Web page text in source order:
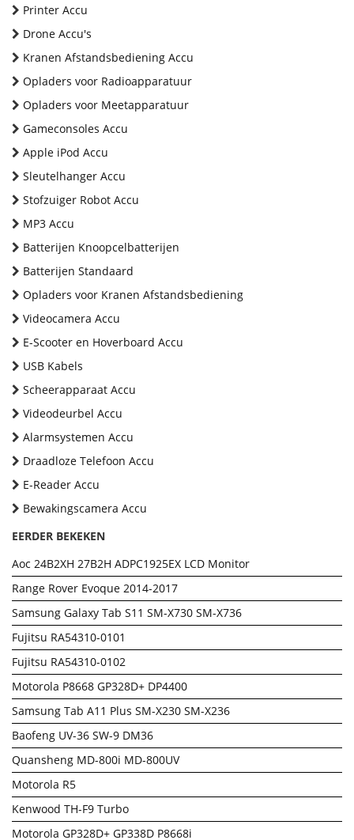
Printer Accu
Drone Accu's
Kranen Afstandsbediening Accu
Opladers voor Radioapparatuur
Opladers voor Meetapparatuur
Gameconsoles Accu
Apple iPod Accu
Sleutelhanger Accu
Stofzuiger Robot Accu
MP3 Accu
Batterijen Knoopcelbatterijen
Batterijen Standaard
Opladers voor Kranen Afstandsbediening
Videocamera Accu
E-Scooter en Hoverboard Accu
USB Kabels
Scheerapparaat Accu
Videodeurbel Accu
Alarmsystemen Accu
Draadloze Telefoon Accu
E-Reader Accu
Bewakingscamera Accu
EERDER BEKEKEN
Aoc 24B2XH 27B2H ADPC1925EX LCD Monitor
Range Rover Evoque 2014-2017
Samsung Galaxy Tab S11 SM-X730 SM-X736
Fujitsu RA54310-0101
Fujitsu RA54310-0102
Motorola P8668 GP328D+ DP4400
Samsung Tab A11 Plus SM-X230 SM-X236
Baofeng UV-36 SW-9 DM36
Quansheng MD-800i MD-800UV
Motorola R5
Kenwood TH-F9 Turbo
Motorola GP328D+ GP338D P8668i